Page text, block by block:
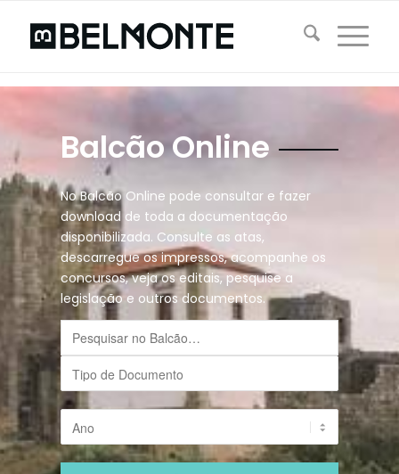
Balcão Online
No Balcão Online pode consultar e fazer
download de toda a documentação
disponibilizada. Consulte as atas,
descarregue os impressos, acompanhe os
concursos, veja os editais, pesquise a
legislação e outros documentos.